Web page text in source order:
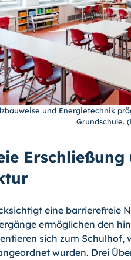
und Energietechnik
Grundschule.
eine barrierefreie
ermöglichen den
sich zum
wurden. Drei